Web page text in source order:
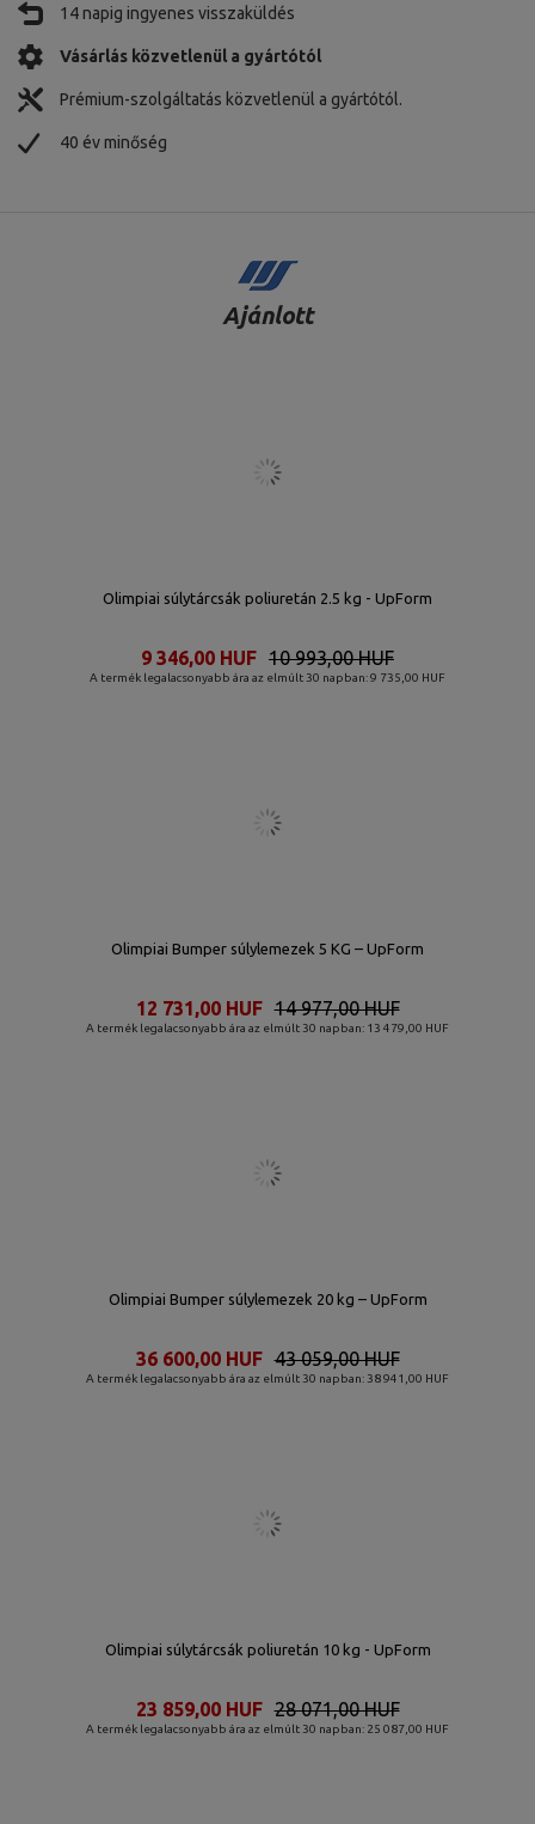
14 napig ingyenes visszaküldés
Vásárlás közvetlenül a gyártótól
Prémium-szolgáltatás közvetlenül a gyártótól.
40 év minőség
Ajánlott
Olimpiai súlytárcsák poliuretán 2.5 kg - UpForm
A termék legalacsonyabb ára az elmúlt 30 napban: 9 735,00 HUF
10 993,00 HUF
9 346,00 HUF
Olimpiai Bumper súlylemezek 5 KG – UpForm
A termék legalacsonyabb ára az elmúlt 30 napban: 13 479,00 HUF
14 977,00 HUF
12 731,00 HUF
Olimpiai Bumper súlylemezek 20 kg – UpForm
A termék legalacsonyabb ára az elmúlt 30 napban: 38 941,00 HUF
43 059,00 HUF
36 600,00 HUF
Olimpiai súlytárcsák poliuretán 10 kg - UpForm
A termék legalacsonyabb ára az elmúlt 30 napban: 25 087,00 HUF
28 071,00 HUF
23 859,00 HUF